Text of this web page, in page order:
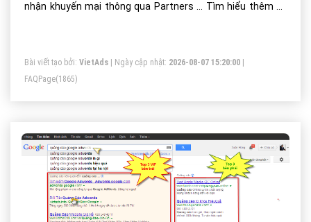
nhận khuyến mại thông qua Partners ... Tìm hiểu thêm về
Bài viết tạo bởi: VietAds | Ngày cập nhật: 2026-08-07 15:20:00
FAQPage(1865)